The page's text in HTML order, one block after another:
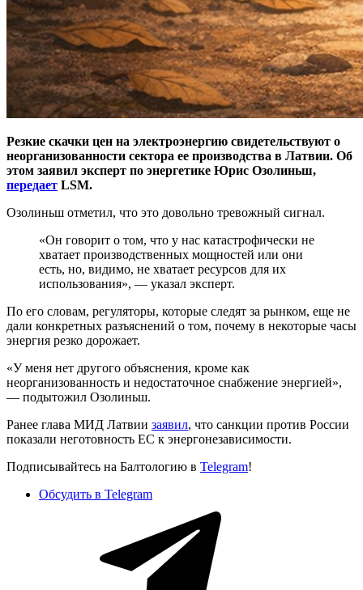
Резкие скачки цен на электроэнергию свидетельствуют о
неорганизованности сектора ее производства в Латвии. Об
этом заявил эксперт по энергетике Юрис Озолиньш,
передает LSM.
Озолиньш отметил, что это довольно тревожный сигнал.
«Он говорит о том, что у нас катастрофически не
хватает производственных мощностей или они
есть, но, видимо, не хватает ресурсов для их
использования», — указал эксперт.
По его словам, регуляторы, которые следят за рынком, еще не
дали конкретных разъяснений о том, почему в некоторые часы
энергия резко дорожает.
«У меня нет другого объяснения, кроме как
неорганизованность и недостаточное снабжение энергией»,
— подытожил Озолиньш.
Ранее глава МИД Латвии заявил, что санкции против России
показали неготовность ЕС к энергонезависимости.
Подписывайтесь на Балтологию в Telegram!
Обсудить в Telegram